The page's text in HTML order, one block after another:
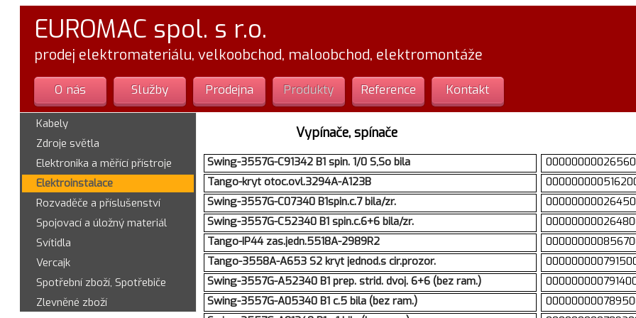
EUROMAC spol. s r.o.
prodej elektromateriálu, velkoobchod, maloobchod, elektromontáže
O nás Služby Prodejna Produkty Reference Kontakt
Kabely
Zdroje světla
Elektronika a měřící přístroje
Elektroinstalace
Rozvaděče a příslušenství
Spojovací a úložný materiál
Svítidla
Vercajk
Spotřební zboží, Spotřebiče
Zlevněné zboží
Vypínače, spínače
Swing-3557G-C91342 B1 spin. 1/0 S,So bila
Tango-kryt otoc.ovl.3294A-A123B
Swing-3557G-C07340 B1spin.c.7 bila/zr.
Swing-3557G-C52340 B1 spin.c.6+6 bila/zr.
Tango-IP44 zas.jedn.5518A-2989R2
Tango-3558A-A653 S2 kryt jednod.s cir.prozor.
Swing-3557G-A52340 B1 prep. strid. dvoj. 6+6 (bez ram.)
Swing-3557G-A05340 B1 c.5 bila (bez ram.)